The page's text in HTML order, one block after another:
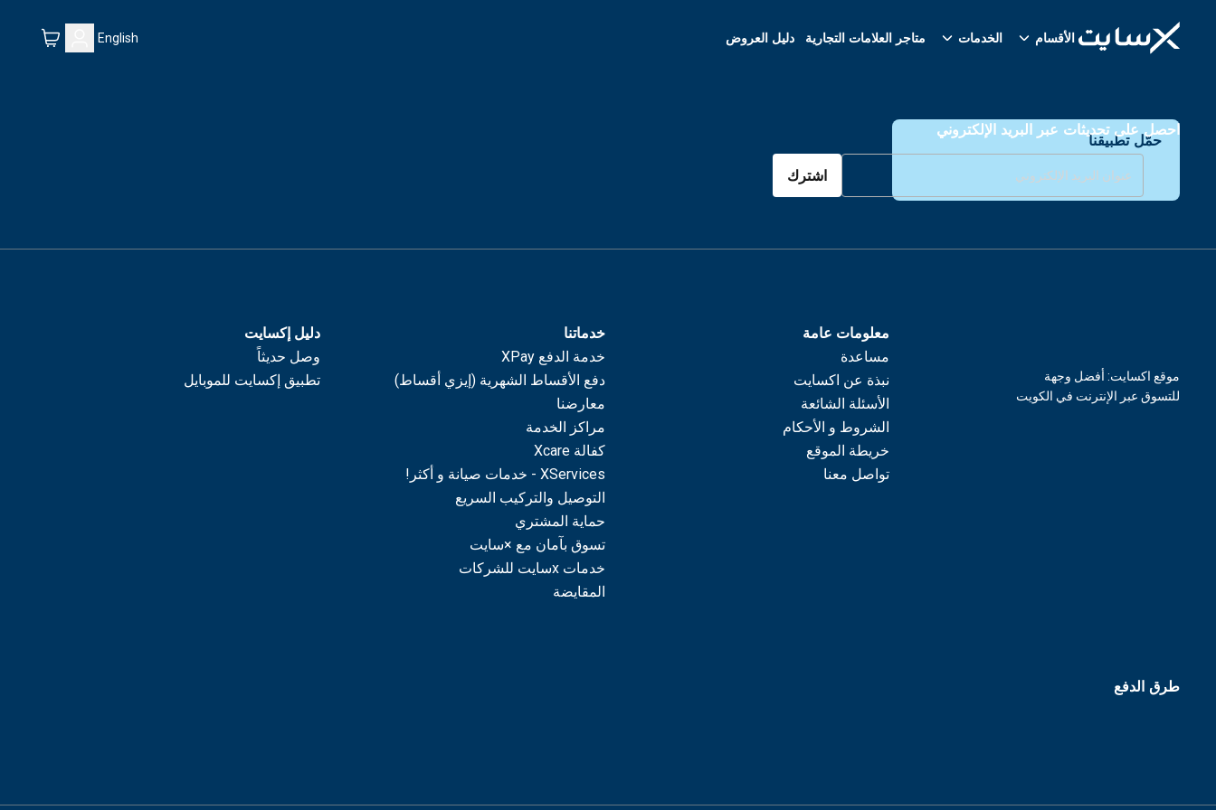
الأقسام الخدمات متاجر العلامات التجارية دليل العروض English
حمّل تطبيقنا
احصل على تحديثات عبر البريد الإلكتروني
اشترك
معلومات عامة
مساعدة
نبذة عن اكسايت
الأسئلة الشائعة
الشروط و الأحكام
خريطة الموقع
تواصل معنا
خدماتنا
خدمة الدفع XPay
دفع الأقساط الشهرية (إيزي أقساط)
معارضنا
مراكز الخدمة
كفالة Xcare
XServices - خدمات صيانة و أكثر!
التوصيل والتركيب السريع
حماية المشتري
تسوق بآمان مع ×سايت
خدمات xسايت للشركات
المقايضة
دليل إكسايت
وصل حديثاً
تطبيق إكسايت للموبايل
موقع اكسايت: أفضل وجهة
للتسوق عبر الإنترنت في الكويت
طرق الدفع